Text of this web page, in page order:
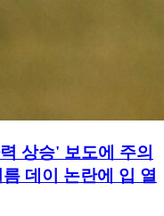
상승' 보도에 주의
데이 논란에 입 열